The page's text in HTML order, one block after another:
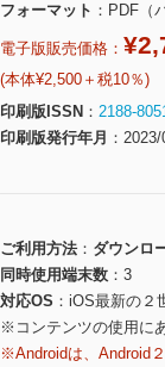
フォーマット
PDF（
電子版販売価格：
(本体¥2,500＋税10％)
印刷版ISSN
2188-
印刷版発行年月
2023/
ご利用方法
ダウンロ
同時使用端末数
3
対応OS
iOS最新の２
※コンテンツの使用に
※Androidは、Android